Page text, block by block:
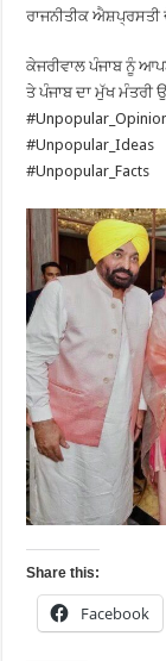
ਰਾਜਨੀਤੀਕ ਐਸ਼ਪ੍ਰਸਤੀ
ਕੇਜਰੀਵਾਲ ਪੰਜਾਬ ਨੂੰ
ਤੇ ਪੰਜਾਬ ਦਾ ਮੁੱਖ ਮੰਤਰੀ
#Unpopular_Ideas
#Unpopular_Facts
Share this:
Facebook